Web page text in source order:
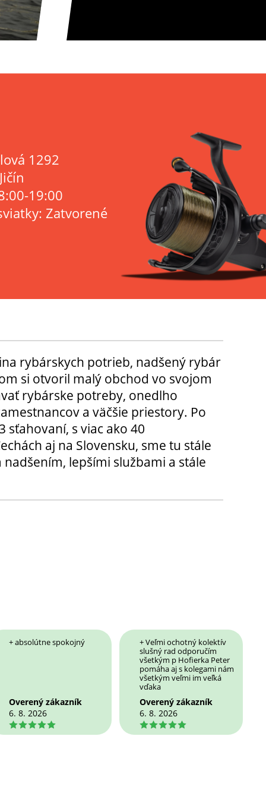
1292
19:00
Zatvorené
rybárskych potrieb, nadšený rybár
si otvoril malý obchod vo svojom
rybárske potreby, onedlho
a väčšie priestory. Po
sťahovaní, s viac ako 40
aj na Slovensku, sme tu stále
lepšími službami a stále
+ absolútne spokojný
Overený zákazník
6. 8. 2026
5
+ Veľmi ochotný kolektív
slušný rad odporučím
všetkým p Hofierka Peter
pomáha aj s kolegami nám
všetkým veľmi im veľká
vďaka
Overený zákazník
6. 8. 2026
5